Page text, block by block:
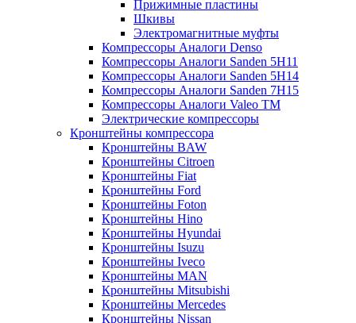
Прижимные пластины
Шкивы
Электромагнитные муфты
Компрессоры Аналоги Denso
Компрессоры Аналоги Sanden 5H11
Компрессоры Аналоги Sanden 5H14
Компрессоры Аналоги Sanden 7H15
Компрессоры Аналоги Valeo ТМ
Электрические компрессоры
Кронштейны компрессора
Кронштейны BAW
Кронштейны Citroen
Кронштейны Fiat
Кронштейны Ford
Кронштейны Foton
Кронштейны Hino
Кронштейны Hyundai
Кронштейны Isuzu
Кронштейны Iveco
Кронштейны MAN
Кронштейны Mitsubishi
Кронштейны Mеrcedes
Кронштейны Nissan